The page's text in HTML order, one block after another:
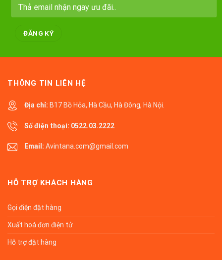
THÔNG TIN LIÊN HỆ
Địa chỉ: B17 Bồ Hỏa, Hà Cầu, Hà Đông, Hà Nội.
Số điện thoại: 0522.03.2222
Email: Avintana.com@gmail.com
HỖ TRỢ KHÁCH HÀNG
Gọi điện đặt hàng
Xuất hoá đơn điện tử
Hỗ trợ đặt hàng